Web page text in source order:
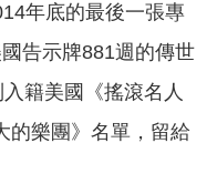
年底的最後一張專
告示牌881週的傳世
籍美國《搖滾名人
的樂團》名單，留給